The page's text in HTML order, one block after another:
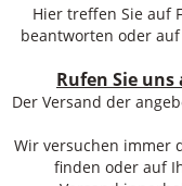
Hier treffen Sie auf
beantworten oder
Rufen Sie
Der Versand der
Wir versuchen immer
finden oder auf